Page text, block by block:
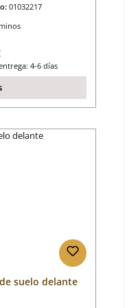
01032217
4-6 días
suelo delante